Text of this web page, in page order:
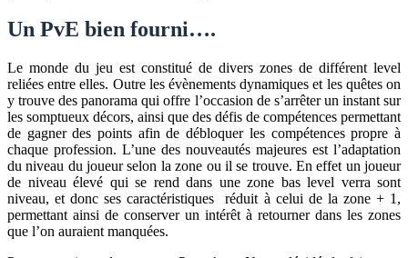
Un PvE bien fourni….
Le monde du jeu est constitué de divers zones de différent level
reliées entre elles. Outre les évènements dynamiques et les quêtes on
y trouve des panorama qui offre l’occasion de s’arrêter un instant sur
les somptueux décors, ainsi que des défis de compétences permettant
de gagner des points afin de débloquer les compétences propre à
chaque profession. L’une des nouveautés majeures est l’adaptation
du niveau du joueur selon la zone ou il se trouve. En effet un joueur
de niveau élevé qui se rend dans une zone bas level verra sont
niveau, et donc ses caractéristiques réduit à celui de la zone + 1,
permettant ainsi de conserver un intérêt à retourner dans les zones
que l’on auraient manquées.